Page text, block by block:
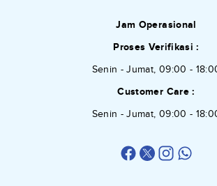
Jam Operasional
Proses Verifikasi :
Senin - Jumat, 09:00 -
Customer Care :
Senin - Jumat, 09:00 -